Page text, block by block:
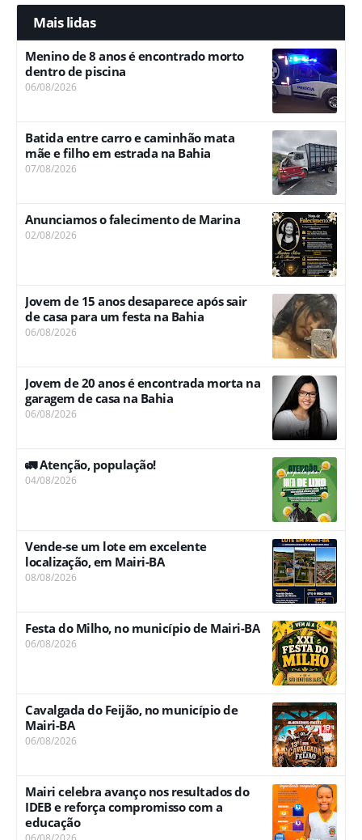
Mais lidas
Menino de 8 anos é encontrado morto
dentro de piscina
06/08/2026
Batida entre carro e caminhão mata
mãe e filho em estrada na Bahia
07/08/2026
Anunciamos o falecimento de Marina
02/08/2026
Jovem de 15 anos desaparece após sair
de casa para um festa na Bahia
06/08/2026
Jovem de 20 anos é encontrada morta na
garagem de casa na Bahia
06/08/2026
🚛 Atenção, população!
04/08/2026
Vende-se um lote em excelente
localização, em Mairi-BA
08/08/2026
Festa do Milho, no município de Mairi-BA
06/08/2026
Cavalgada do Feijão, no município de
Mairi-BA
06/08/2026
Mairi celebra avanço nos resultados do
IDEB e reforça compromisso com a
educação